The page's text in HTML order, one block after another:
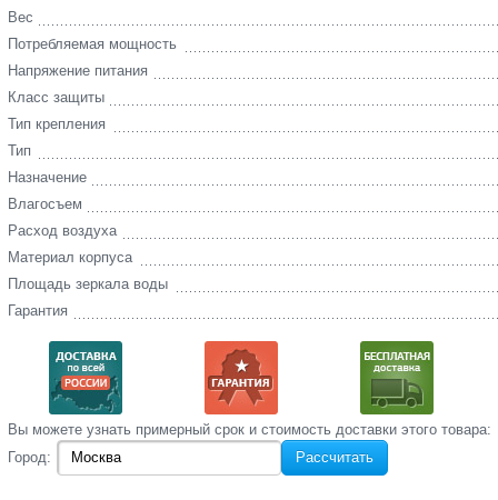
Вес
Потребляемая мощность
Напряжение питания
Класс защиты
Тип крепления
Тип
Назначение
Влагосъем
Расход воздуха
Материал корпуса
Площадь зеркала воды
Гарантия
Вы‌ можете‌ узнать‌ примерный срок и стоимость‌ доставки этого товара:
Город:
Рассчитать